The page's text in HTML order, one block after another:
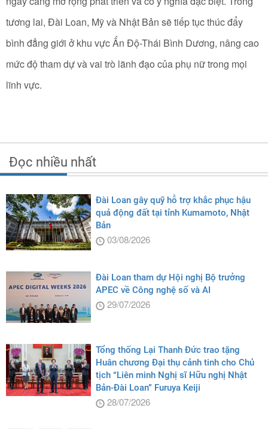
tương lai, Đài Loan, Mỹ và Nhật Bản sẽ tiếp tục thúc đẩy
bình đẳng giới ở khu vực Ấn Độ-Thái Bình Dương, nâng cao
mức độ tham dự và vai trò lãnh đạo của phụ nữ trong mọi
lĩnh vực.
Đọc nhiều nhất
Đài Loan gây quỹ hỗ trợ khắc phục hậu
quả động đất tại tỉnh Kumamoto, Nhật
Bản
03/08/2026
Đài Loan tham dự Hội nghị Bộ trưởng
APEC về Công nghệ số và AI
29/07/2026
Tổng thống Lại Thanh Đức trao tặng
Huân chương Đại thụ cảnh tinh cho Chủ
tịch “Liên minh Nghị sĩ Hữu nghị Nhật
Bản-Đài Loan” Furuya Keiji
28/07/2026